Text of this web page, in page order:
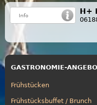
H+
GASTRONOMIE-
Frühstücken
Frühstücksbuffet / Brunch